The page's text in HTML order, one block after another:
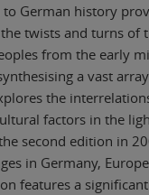
German history
twists and turns of
from the early
a vast
the
factors in the
second edition in
in Germany,
features a